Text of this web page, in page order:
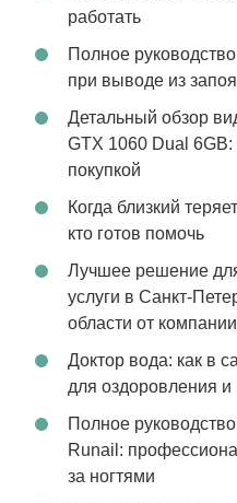
работать
Полное
при выводе из
Детальный обзор
GTX 1060 Dual 6GB:
покупкой
Когда близкий
кто готов помочь
Лучшее решение
услуги в Санкт-
области от
Доктор вода: как в
для оздоровления и
Полное
Runail:
за ногтями